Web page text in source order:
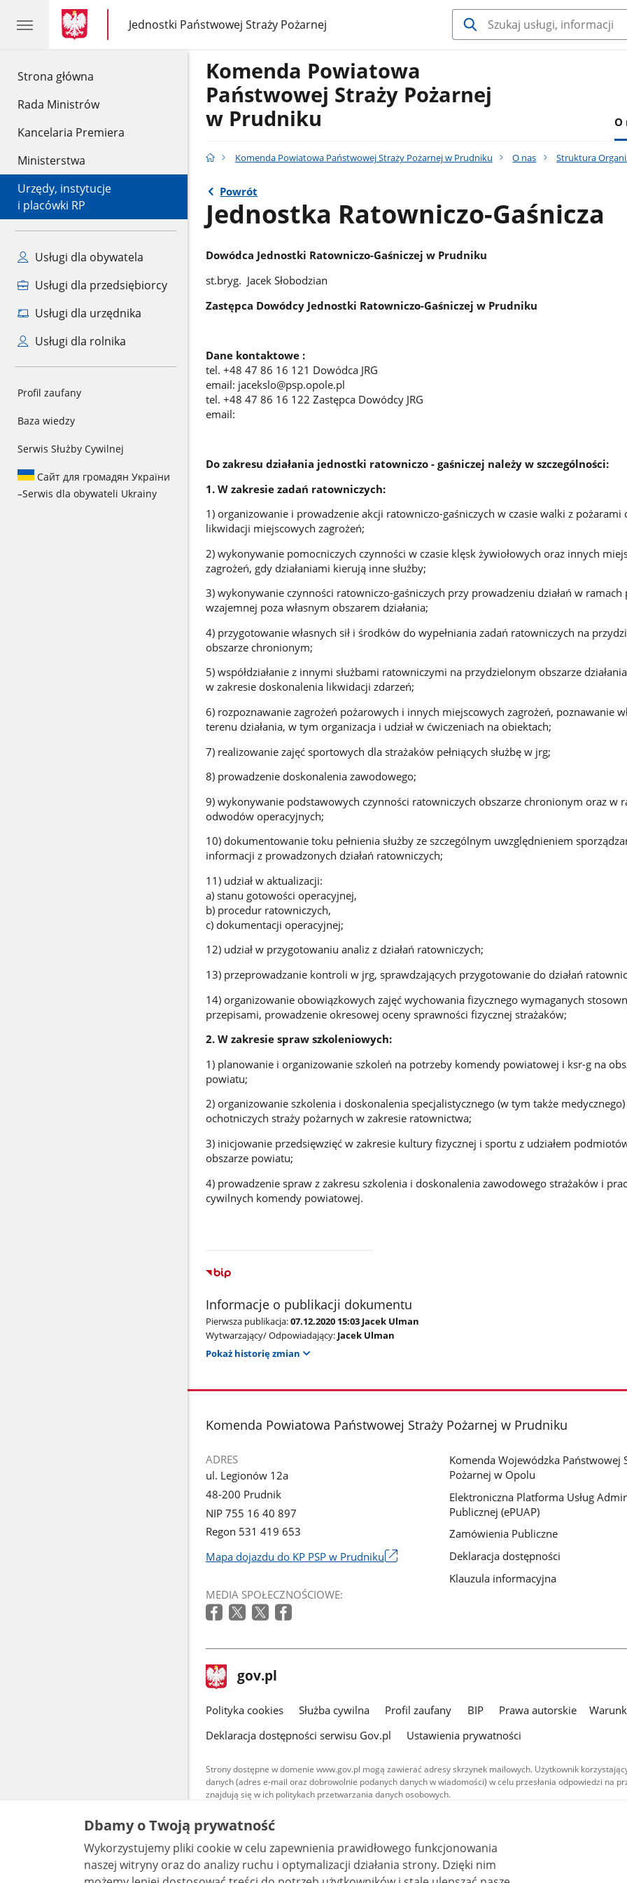
Strona główna
Rada Ministrów
Kancelaria Premiera
Ministerstwa
Urzędy, instytucje
i placówki RP
Usługi dla obywatela
Usługi dla przedsiębiorcy
Usługi dla urzędnika
Usługi dla rolnika
Profil zaufany
Baza wiedzy
Serwis Służby Cywilnej
Сайт для громадян України
–Serwis dla obywateli Ukrainy
gov.pl
gov.pl
Jednostki Państwowej Straży Pożarnej
gov.pl
Jednostki
Państwowej
Komenda Powiatowa
Państwowej Straży Pożarnej
w Prudniku
O
Komenda Powiatowa Państwowej Straży Pożarnej w Prudniku O nas Struktura
Powrót
Jednostka Ratowniczo-Gaśnicza
Dowódca Jednostki Ratowniczo-Gaśniczej w Prudniku
st.bryg. Jacek Słobodzian
Zastępca Dowódcy Jednostki Ratowniczo-Gaśniczej w Prudniku
Dane kontaktowe :
tel. +48 47 86 16 121 Dowódca JRG
email: jacekslo@psp.opole.pl
tel. +48 47 86 16 122 Zastępca Dowódcy JRG
email:
Do zakresu działania jednostki ratowniczo - gaśniczej należy w szczególności:
1. W zakresie zadań ratowniczych:
1) organizowanie i prowadzenie akcji ratowniczo-gaśniczych w czasie walki z pożarami
likwidacji miejscowych zagrożeń;
2) wykonywanie pomocniczych czynności w czasie klęsk żywiołowych oraz innych
zagrożeń, gdy działaniami kierują inne służby;
3) wykonywanie czynności ratowniczo-gaśniczych przy prowadzeniu działań w ramach
wzajemnej poza własnym obszarem działania;
4) przygotowanie własnych sił i środków do wypełniania zadań ratowniczych na
obszarze chronionym;
5) współdziałanie z innymi służbami ratowniczymi na przydzielonym obszarze działania
w zakresie doskonalenia likwidacji zdarzeń;
6) rozpoznawanie zagrożeń pożarowych i innych miejscowych zagrożeń, poznawanie
terenu działania, w tym organizacja i udział w ćwiczeniach na obiektach;
7) realizowanie zajęć sportowych dla strażaków pełniących służbę w jrg;
8) prowadzenie doskonalenia zawodowego;
9) wykonywanie podstawowych czynności ratowniczych obszarze chronionym oraz w
odwodów operacyjnych;
10) dokumentowanie toku pełnienia służby ze szczególnym uwzględnieniem
informacji z prowadzonych działań ratowniczych;
11) udział w aktualizacji:
a) stanu gotowości operacyjnej,
b) procedur ratowniczych,
c) dokumentacji operacyjnej;
12) udział w przygotowaniu analiz z działań ratowniczych;
13) przeprowadzanie kontroli w jrg, sprawdzających przygotowanie do działań
14) organizowanie obowiązkowych zajęć wychowania fizycznego wymaganych
przepisami, prowadzenie okresowej oceny sprawności fizycznej strażaków;
2. W zakresie spraw szkoleniowych:
1) planowanie i organizowanie szkoleń na potrzeby komendy powiatowej i ksr-g na
powiatu;
2) organizowanie szkolenia i doskonalenia specjalistycznego (w tym także medycznego)
ochotniczych straży pożarnych w zakresie ratownictwa;
3) inicjowanie przedsięwzięć w zakresie kultury fizycznej i sportu z udziałem
obszarze powiatu;
4) prowadzenie spraw z zakresu szkolenia i doskonalenia zawodowego strażaków i
cywilnych komendy powiatowej.
Informacje o publikacji dokumentu
Pierwsza publikacja:07.12.2020 15:03 Jacek Ulman
Wytwarzający/ Odpowiadający: Jacek Ulman
Pokaż historię zmian
stopka
Komenda Powiatowa Państwowej Straży Pożarnej w Prudniku
ADRES
ul. Legionów 12a
48-200 Prudnik
NIP 755 16 40 897
Regon 531 419 653
Mapa dojazdu do KP PSP w Prudniku
się
w
MEDIA SPOŁECZNOŚCIOWE:
Komenda Wojewódzka Państwowej
Pożarnej w Opolu
Elektroniczna Platforma Usług
Publicznej (ePUAP)
Zamówienia Publiczne
Deklaracja dostępności
Klauzula informacyjna
stopka
gov.pl Strona
gov.pl
gov.pl
Polityka cookies Służba cywilna Profil zaufany BIP Prawa autorskie
Deklaracja dostępności serwisu Gov.pl
Ustawienia prywatności
Strony dostępne w domenie www.gov.pl mogą zawierać adresy skrzynek mailowych. Użytkownik
danych (adres e-mail oraz dobrowolnie podanych danych w wiadomości) w celu przesłania odpowiedzi na
znajdują się w ich politykach przetwarzania danych osobowych.
Treści tekstowe publikowane w serwisie (z wyłączeniem treści audiowizualnych), są
udostępniane na licencji typu Creative Commons: uznanie autorstwa - na tych samych
warunkach 4.0 (CC BY-SA 4.0). Materiały audiowizualne, w tym zdjęcia, materiały audio i wideo,
są udostępniane na licencji typu Creative Commons: uznanie autorstwa użycie niekomercyjne -
bez utworów zależnych 4.0 (CC BY-NC-ND 4.0), o ile nie jest to stwierdzone inaczej.
Dbamy o Twoją prywatność
Wykorzystujemy pliki cookie w celu zapewnienia prawidłowego funkcjonowania
naszej witryny oraz do analizy ruchu i optymalizacji działania strony. Dzięki nim